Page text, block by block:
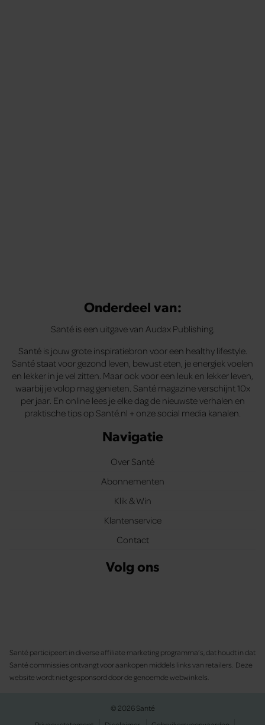
Onderdeel van:
Santé is een uitgave van Audax Publishing.
Santé is jouw grote inspiratiebron voor een healthy lifestyle.
Santé staat voor gezond leven, bewust eten, je energiek voelen
en lekker in je vel zitten. Maar ook voor een leuk en lekker leven,
waarbij je volop mag genieten. Santé magazine verschijnt 10x
per jaar. En online lees je elke dag de nieuwste verhalen en
praktische tips op Santé.nl + onze social media kanalen.
Navigatie
Over Santé
Abonnementen
Klik & Win
Klantenservice
Contact
Volg ons
Santé participeert in diverse affiliate marketing programma’s, dat houdt in dat
Santé commissies ontvangt voor aankopen middels links van retailers. Deze
website wordt niet gesponsord door de genoemde webwinkels.
© 2026 Santé